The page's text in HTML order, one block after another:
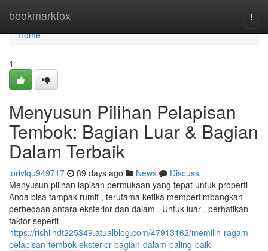
bookmarkfox
Home
Home
1
Menyusun Pilihan Pelapisan
Tembok: Bagian Luar & Bagian
Dalam Terbaik
lorivlqu949717 89 days ago News
Discuss
Menyusun pilihan lapisan permukaan yang tepat untuk properti
Anda bisa tampak rumit , terutama ketika mempertimbangkan
perbedaan antara eksterior dan dalam . Untuk luar , perhatikan
faktor seperti
https://rishilhdt225349.atualblog.com/47913162/memilih-ragam-
pelapisan-tembok-eksterior-bagian-dalam-paling-baik